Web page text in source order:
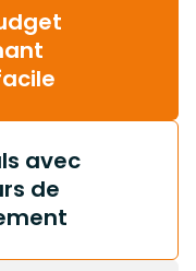
avec
de